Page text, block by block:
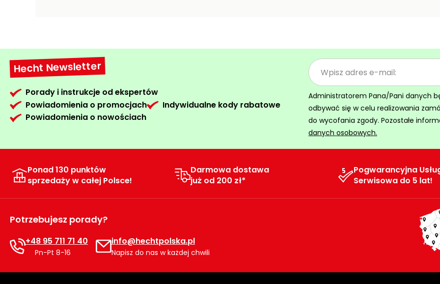
Hecht Newsletter
Porady i instrukcje od ekspertów
Powiadomienia o promocjach
Indywidualne kody rabatowe
Powiadomienia o nowościach
Administratorem Pana/Pani danych
odbywać się w celu realizowania
do wycofania zgody. Pozostałe
danych osobowych.
Ponad 130 punktów
sprzedaży w całej Polsce!
Darmowa dostawa
już od 200 zł*
Pogwarancyjna
Serwisowa do 5 lat!
Potrzebujesz porady?
+48 95 711 71 40
Pn-Pt 8-16
info@hechtpolska.pl
Napisz do nas w każdej chwili